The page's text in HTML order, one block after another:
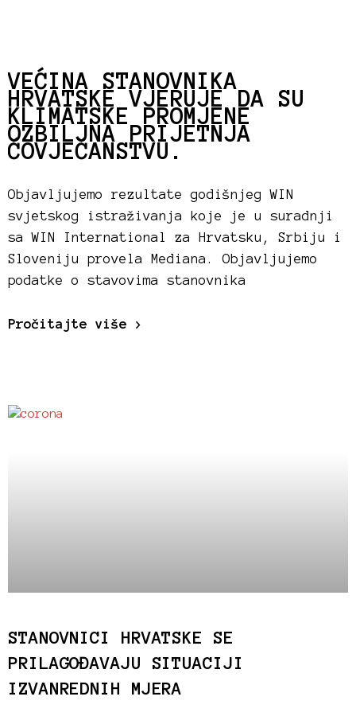
VEĆINA STANOVNIKA
HRVATSKE VJERUJE DA SU
KLIMATSKE PROMJENE
OZBILJNA PRIJETNJA
ČOVJEČANSTVU.
Objavljujemo rezultate godišnjeg WIN
svjetskog istraživanja koje je u suradnji
sa WIN International za Hrvatsku, Srbiju i
Sloveniju provela Mediana. Objavljujemo
podatke o stavovima stanovnika
Pročitajte više >
STANOVNICI HRVATSKE SE
PRILAGOĐAVAJU SITUACIJI
IZVANREDNIH MJERA